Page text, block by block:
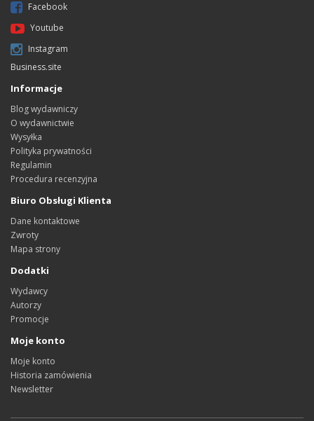
Facebook
Youtube
Instagram
Business.site
Informacje
Blog wydawniczy
O wydawnictwie
Wysyłka
Polityka prywatności
Regulamin
Procedura recenzyjna
Biuro Obsługi Klienta
Dane kontaktowe
Zwroty
Mapa strony
Dodatki
Wydawcy
Autorzy
Promocje
Moje konto
Moje konto
Historia zamówienia
Newsletter